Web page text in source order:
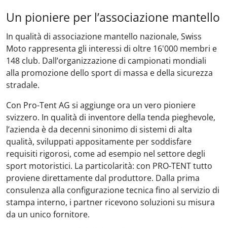
Un pioniere per l’associazione mantello
In qualità di associazione mantello nazionale, Swiss
Moto rappresenta gli interessi di oltre 16'000 membri e
148 club. Dall’organizzazione di campionati mondiali
alla promozione dello sport di massa e della sicurezza
stradale.
Con Pro-Tent AG si aggiunge ora un vero pioniere
svizzero. In qualità di inventore della tenda pieghevole,
l’azienda è da decenni sinonimo di sistemi di alta
qualità, sviluppati appositamente per soddisfare
requisiti rigorosi, come ad esempio nel settore degli
sport motoristici. La particolarità: con PRO-TENT tutto
proviene direttamente dal produttore. Dalla prima
consulenza alla configurazione tecnica fino al servizio di
stampa interno, i partner ricevono soluzioni su misura
da un unico fornitore.